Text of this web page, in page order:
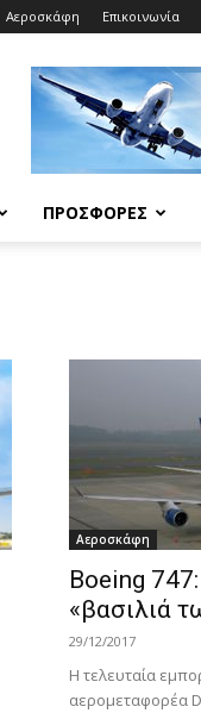
Αεροσκάφη Επικοινωνία
ΠΡΟΣΦΟΡΈΣ
Αεροσκάφη
Boeing
«βασιλιά
29/12/2017
Η τελευταία
αερομεταφορέα